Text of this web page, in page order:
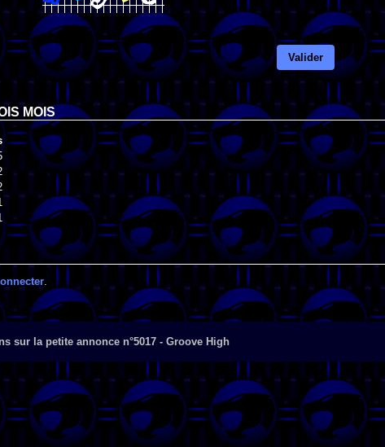
Valider
MOIS
.
sur la petite annonce n°5017 - Groove High